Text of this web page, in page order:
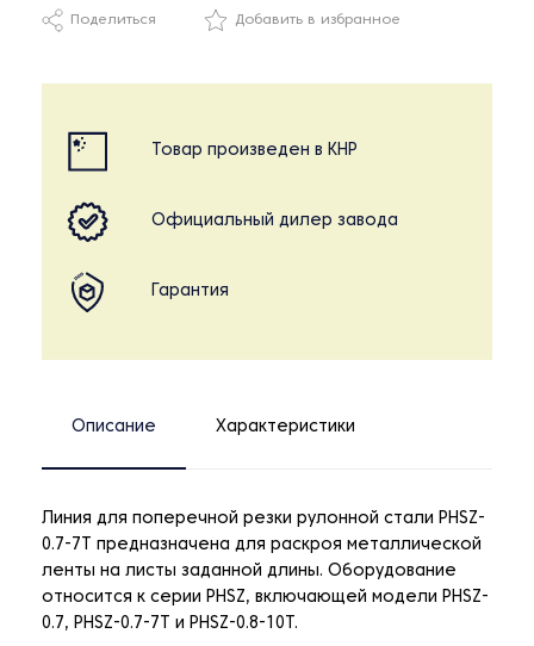
Поделиться Добавить в избранное
Товар произведен в КНР
Официальный дилер завода
Гарантия
Описание Характеристики
Линия для поперечной резки рулонной стали PHSZ-
0.7-7T предназначена для раскроя металлической
ленты на листы заданной длины. Оборудование
относится к серии PHSZ, включающей модели PHSZ-
0.7, PHSZ-0.7-7T и PHSZ-0.8-10Т.